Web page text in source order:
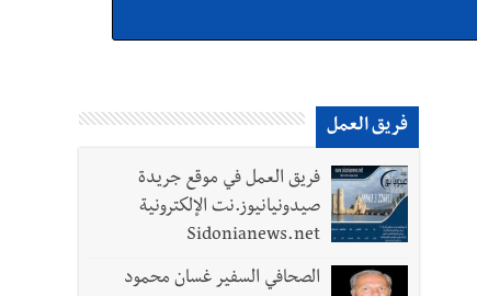
فريق العمل
فريق العمل في موقع جريدة
صيدونيانيوز.نت الإلكترونية
Sidonianews.net
الصحافي السفير غسان محمود